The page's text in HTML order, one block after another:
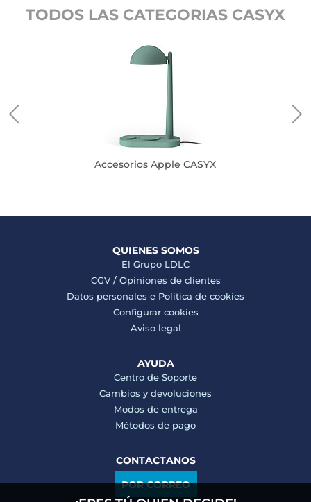
TODOS LAS CATEGORIAS CASYX
Accesorios Apple CASYX
QUIENES SOMOS
El Grupo LDLC
CGV/ Opiniones de clientes
Datos personales e Politica de cookies
Configurar cookies
Aviso legal
AYUDA
Centro de Soporte
Cambios y devoluciones
Modos de entrega
Métodos de pago
CONTACTANOS
POR CORREO